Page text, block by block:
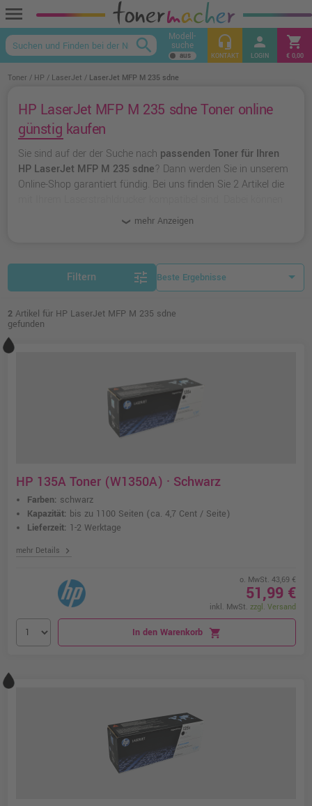
menu
keyboard_arrow_up
search Modell-
suche headset_mic
KONTAKT
person
LOGIN
shopping_cart
€ 0,00
Toner HP LaserJet LaserJet MFP M 235 sdne
HP LaserJet MFP M 235 sdne Toner online
günstig kaufen
Sie sind auf der der Suche nach passenden Toner für Ihren
HP LaserJet MFP M 235 sdne? Dann werden Sie in unserem
Online-Shop garantiert fündig. Bei uns finden Sie 2 Artikel die
originalen Toner von HP wählen oder zu
mehr Anzeigen
Filtern tune
2 Artikel für HP LaserJet MFP M 235 sdne
gefunden
HP 135A Toner (W1350A) · Schwarz
Farben: schwarz
Kapazität: bis zu 1100 Seiten (ca. 4,7 Cent / Seite)
Lieferzeit: 1-2 Werktage
mehr Details chevron_right
o. MwSt. 43,69 €
51,99 €
inkl. MwSt. zzgl. Versand
In den Warenkorb shopping_cart